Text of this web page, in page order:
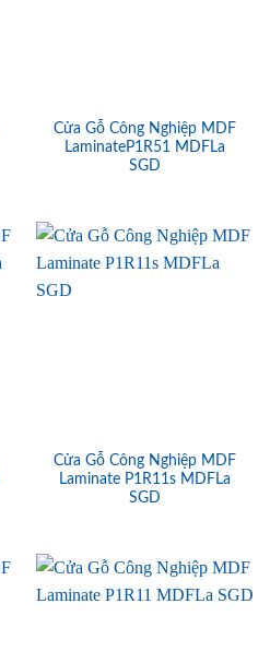
Cửa Gỗ Công Nghiệp MDF
LaminateP1R51 MDFLa
SGD
Cửa Gỗ Công Nghiệp MDF
Laminate P1R11s MDFLa
SGD